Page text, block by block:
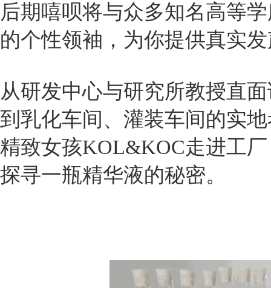
后期嘻呗将与众多知名高等
的个性领袖，为你提供真实
从研发中心与研究所教授直
到乳化车间、灌装车间的实
精致女孩KOL&KOC走进工
探寻一瓶精华液的秘密。